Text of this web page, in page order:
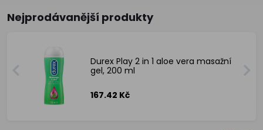
Nejprodávanější produkty
Durex Play 2 in 1 aloe vera masažní
gel, 200 ml
167.42 Kč